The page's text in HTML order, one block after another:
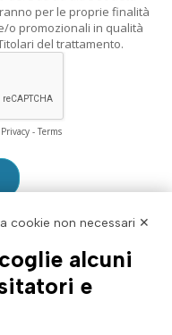
TUTTO SU DI NOI
Documentazione
cookie non necessari ✕
alcuni
e